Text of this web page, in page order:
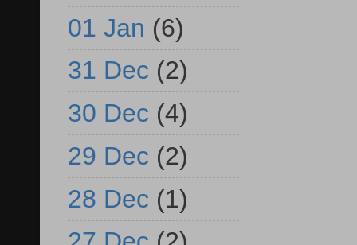
01 Jan (6)
31 Dec (2)
30 Dec (4)
29 Dec (2)
28 Dec (1)